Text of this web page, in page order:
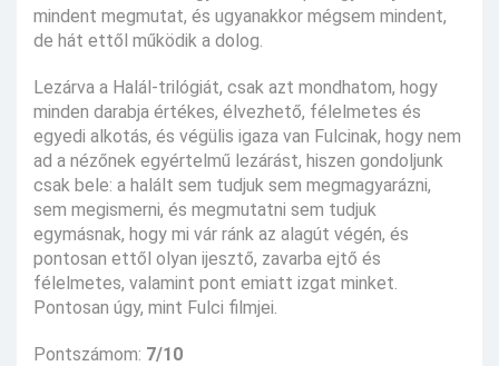
mindent megmutat, és ugyanakkor mégsem mindent,
de hát ettől működik a dolog.
Lezárva a Halál-trilógiát, csak azt mondhatom, hogy
minden darabja értékes, élvezhető, félelmetes és
egyedi alkotás, és végülis igaza van Fulcinak, hogy nem
ad a nézőnek egyértelmű lezárást, hiszen gondoljunk
csak bele: a halált sem tudjuk sem megmagyarázni,
sem megismerni, és megmutatni sem tudjuk
egymásnak, hogy mi vár ránk az alagút végén, és
pontosan ettől olyan ijesztő, zavarba ejtő és
félelmetes, valamint pont emiatt izgat minket.
Pontosan úgy, mint Fulci filmjei.
Pontszámom: 7/10